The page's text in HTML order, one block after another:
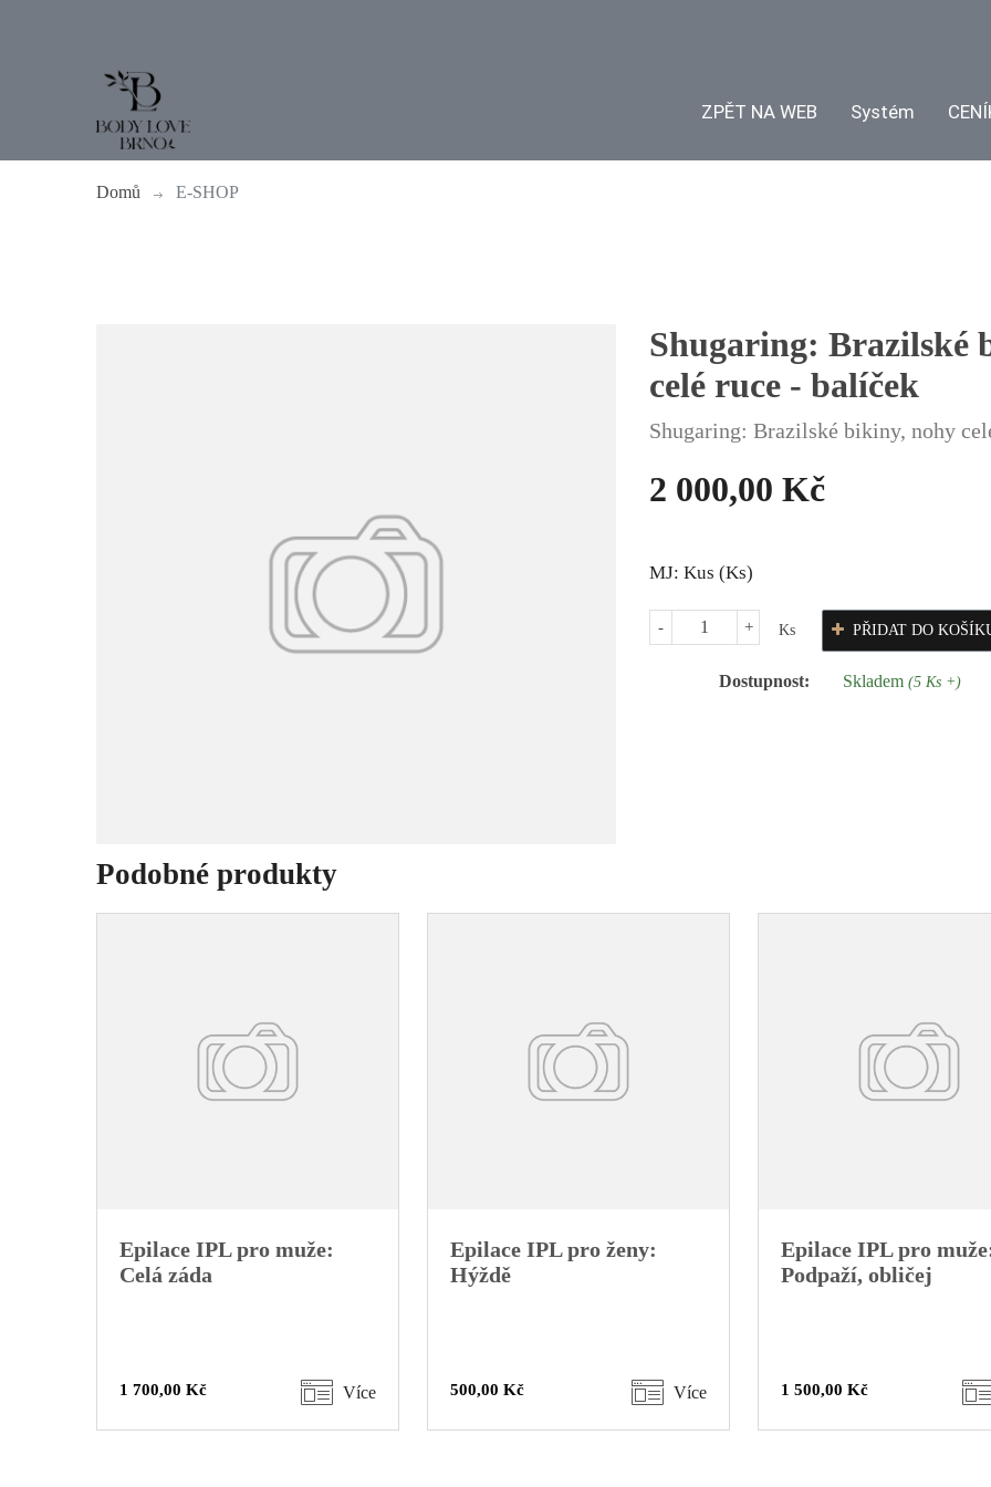
ZPĚT NA WEB Systém
Domů E-SHOP
Shugaring: Brazilské
celé ruce - balíček
Shugaring: Brazilské bikiny, nohy
2 000,00 Kč
MJ: Kus (Ks)
- + Ks PŘIDAT DO
Dostupnost: Skladem (5 Ks +)
Podobné produkty
Epilace IPL pro muže:
Celá záda
1 700,00 Kč Více
Epilace IPL pro ženy:
Hýždě
500,00 Kč Více
Epilace IPL pro
Podpaží, obličej
1 500,00 Kč